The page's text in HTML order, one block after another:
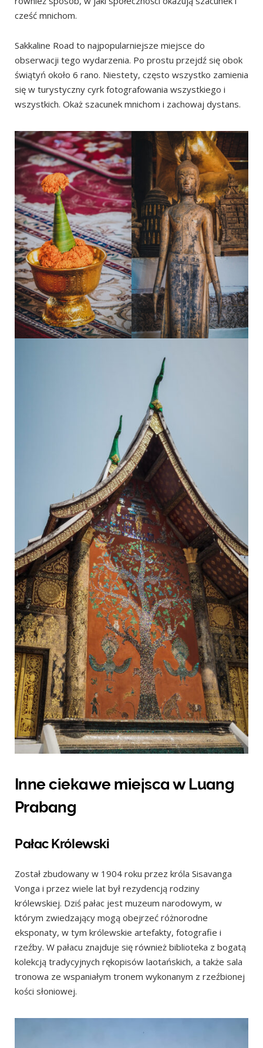
cześć mnichom.
Sakkaline Road to najpopularniejsze miejsce do
obserwacji tego wydarzenia. Po prostu przejdź się obok
świątyń około 6 rano. Niestety, często wszystko zamienia
się w turystyczny cyrk fotografowania wszystkiego i
wszystkich. Okaż szacunek mnichom i zachowaj dystans.
Inne ciekawe miejsca w Luang
Prabang
Pałac Królewski
Został zbudowany w 1904 roku przez króla Sisavanga
Vonga i przez wiele lat był rezydencją rodziny
królewskiej. Dziś pałac jest muzeum narodowym, w
którym zwiedzający mogą obejrzeć różnorodne
eksponaty, w tym królewskie artefakty, fotografie i
rzeźby. W pałacu znajduje się również biblioteka z bogatą
kolekcją tradycyjnych rękopisów laotańskich, a także sala
tronowa ze wspaniałym tronem wykonanym z rzeźbionej
kości słoniowej.